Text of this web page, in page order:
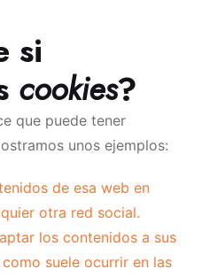
si
cookies?
que puede tener
unos ejemplos:
de esa web en
otra red social.
los contenidos a sus
suele ocurrir en las